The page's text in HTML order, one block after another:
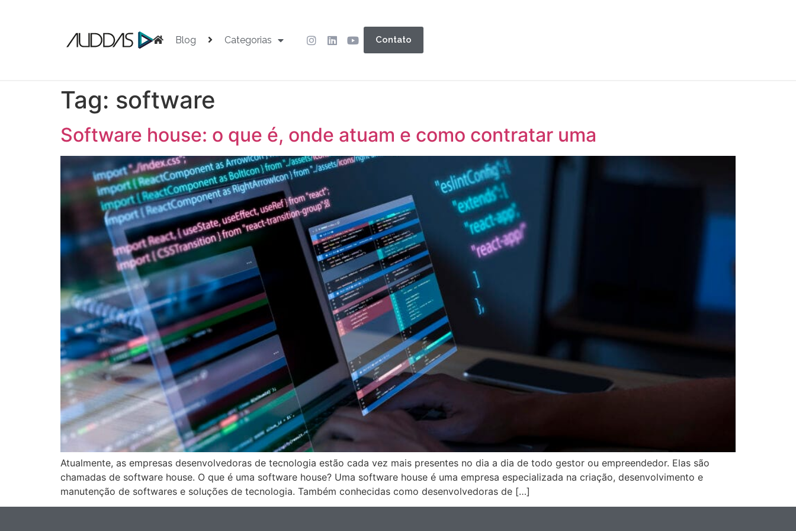
Blog Categorias Contato
Tag: software
Software house: o que é, onde atuam e como contratar uma
Atualmente, as empresas desenvolvedoras de tecnologia estão cada vez mais presentes no dia a dia de todo gestor ou empreendedor. Elas são
chamadas de software house. O que é uma software house? Uma software house é uma empresa especializada na criação, desenvolvimento e
manutenção de softwares e soluções de tecnologia. Também conhecidas como desenvolvedoras de […]